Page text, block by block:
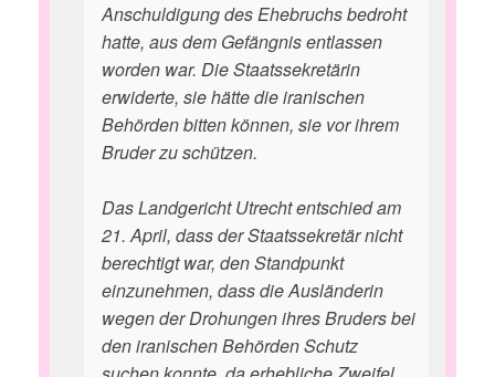
Anschuldigung des Ehebruchs bedroht
hatte, aus dem Gefängnis entlassen
worden war. Die Staatssekretärin
erwiderte, sie hätte die iranischen
Behörden bitten können, sie vor ihrem
Bruder zu schützen.
Das Landgericht Utrecht entschied am
21. April, dass der Staatssekretär nicht
berechtigt war, den Standpunkt
einzunehmen, dass die Ausländerin
wegen der Drohungen ihres Bruders bei
den iranischen Behörden Schutz